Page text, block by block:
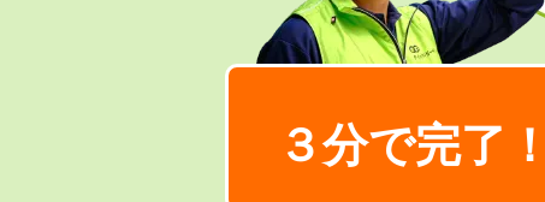
３分で完了！